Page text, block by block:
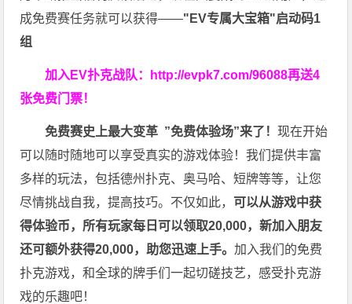
成免费赛任务就可以获得——"EV专属大宝箱"启动码1
组
加入EV扑克战队： http://evpk7.com/96088再送4
张免费门票！
免费赛史上最大变革 ”免费体验场”来了！现在开始
可以随时随地可以享受真实的游戏体验！我们提供丰富
多样的玩法，包括德州扑克、奥马哈、短牌等等，让您
尽情挑战自我，提高技巧。不仅如此， 可以从游戏中获
得体验币，所有玩家每日可以领取20,000，新加入朋友
还可额外获得20,000，助您迅速上手。加入我们的免费
扑克游戏，和全球的牌手们一起切磋技艺，感受扑克游
戏的乐趣吧！